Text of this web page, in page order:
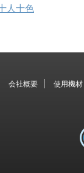
人十色
会社概要 使用機材